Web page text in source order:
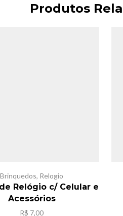
Produtos
Brinquedos, Relogio
Relógio c/ Celular e
Acessórios
R$ 7,00